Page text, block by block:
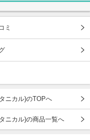
ミ
ニカル)のTOPへ
ニカル)の商品一覧へ